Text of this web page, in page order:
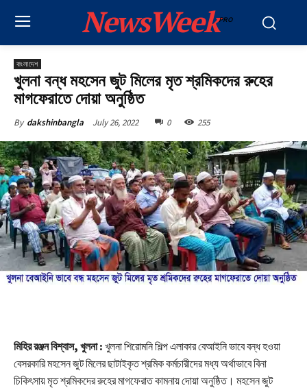
NewsWeekPRO
বাংলাদেশ
খুলনা বন্ধ মহসেন জুট মিলের মৃত শ্রমিকদের রুহের
মাগফেরাতে দোয়া অনুষ্ঠিত
By dakshinbangla July 26, 2022 0 255
মিহির রঞ্জন বিশ্বাস, খুলনা : খুলনা শিরোমনি শিল্প এলাকার বেআইনি ভাবে বন্ধ হওয়া
বেসরকারি মহসেন জুট মিলের ছাটাইকৃত শ্রমিক কর্মচারীদের মধ্য অর্থাভাবে বিনা
চিকিৎসায় মৃত শ্রমিকদের রুহের মাগফেরাত কামনায় দোয়া অনুষ্ঠিত। মহসেন জুট